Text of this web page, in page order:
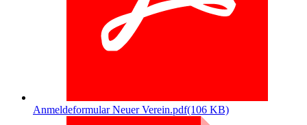
Anmeldeformular Neuer Verein.pdf(106 KB)